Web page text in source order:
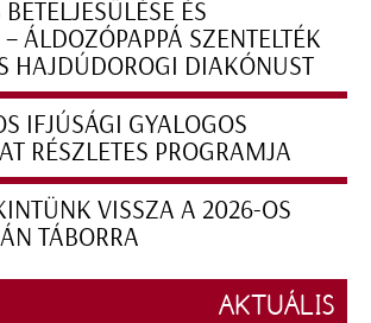
ÉS
ÁLDOZÓPAPPÁ SZENTELTÉK
HAJDÚDOROGI DIAKÓNUST
IFJÚSÁGI GYALOGOS
RÉSZLETES PROGRAMJA
VISSZA A 2026-OS
TÁBORRA
AKTUÁLIS